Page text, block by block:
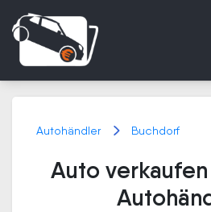
Autohändler Buchdorf
Auto